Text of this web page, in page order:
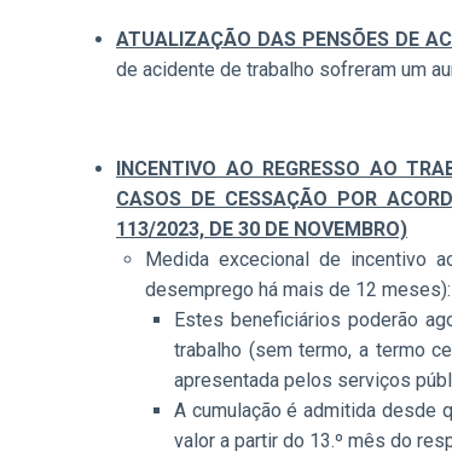
ATUALIZAÇÃO DAS PENSÕES DE
de acidente de trabalho sofreram um
INCENTIVO AO REGRESSO AO
CASOS DE CESSAÇÃO POR
113/2023, DE 30 DE NOVEMBRO)
Medida excecional de incentivo
desemprego há mais de 12 meses):
Estes beneficiários poderão
trabalho (sem termo, a termo
apresentada pelos serviços
A cumulação é admitida desde
valor a partir do 13.º mês do